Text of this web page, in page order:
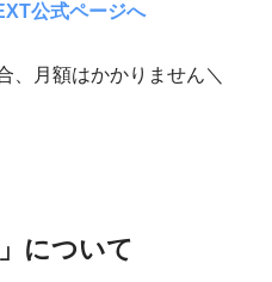
公式ページへ
、月額はかかりません＼
について